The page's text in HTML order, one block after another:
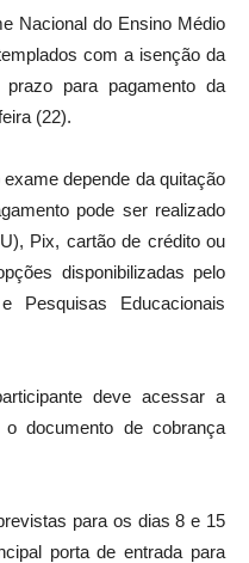
Nacional do Ensino Médio
com a isenção da
para pagamento da
(22).
depende da quitação
pode ser realizado
Pix, cartão de crédito ou
disponibilizadas pelo
Pesquisas Educacionais
deve acessar a
documento de cobrança
para os dias 8 e 15
porta de entrada para